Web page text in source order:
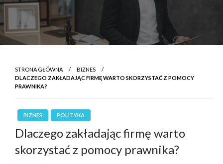
STRONA GŁÓWNA
BIZNES
DLACZEGO ZAKŁADAJĄC FIRMĘ WARTO SKORZYSTAĆ Z POMOCY
PRAWNIKA?
BIZNES POLITYKA
Dlaczego zakładając firmę warto
skorzystać z pomocy prawnika?